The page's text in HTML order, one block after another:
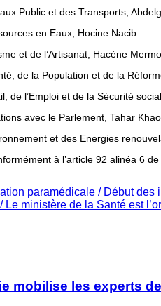
Public et des Transports,
en Eaux, Hocine Nacib
et de l’Artisanat, Hacène
de la Population et de la
de l’Emploi et de la Sécurité
avec le Parlement, Tahar
et des Energies
à l’article 92 alinéa 6
paramédicale / Début des
ministère de la Santé est
mobilise les experts